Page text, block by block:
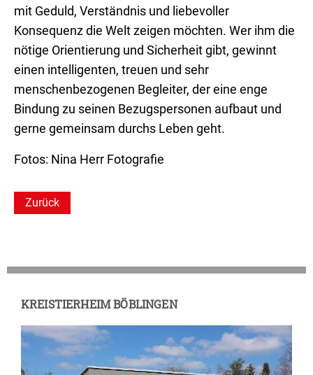
mit Geduld, Verständnis und liebevoller
Konsequenz die Welt zeigen möchten. Wer ihm die
nötige Orientierung und Sicherheit gibt, gewinnt
einen intelligenten, treuen und sehr
menschenbezogenen Begleiter, der eine enge
Bindung zu seinen Bezugspersonen aufbaut und
gerne gemeinsam durchs Leben geht.
Fotos: Nina Herr Fotografie
Zurück
KREISTIERHEIM BÖBLINGEN